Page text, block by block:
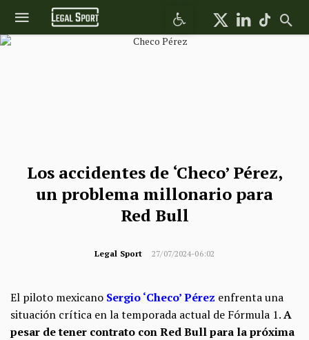
Abrir barra de herramientas
Los accidentes de ‘Checo’ Pérez,
un problema millonario para
Red Bull
Legal Sport 27/07/2024-06:02
El piloto mexicano Sergio ‘Checo’ Pérez enfrenta una
situación crítica en la temporada actual de Fórmula 1.A
pesar de tener contrato con Red Bull para la próxima